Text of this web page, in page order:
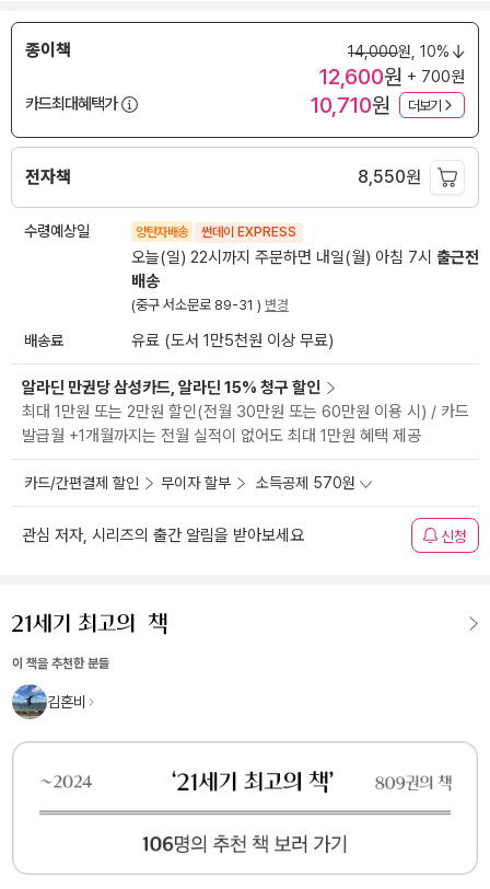
종이책 14,000원, 10%
12,600원 + 700원
카드최대혜택가
10,710원 더보기
전자책 8,550원
수령예상일 양탄자배송 썬데이 EXPRESS
오늘(일) 22시까지 주문하면 내일(월) 아침 7시 출근전
배송
(중구 서소문로 89-31 ) 변경
배송료 유료 (도서 1만5천원 이상 무료)
알라딘 만권당 삼성카드, 알라딘 15% 청구 할인
최대 1만원 또는 2만원 할인(전월 30만원 또는 60만원 이용 시) / 카드
발급월 +1개월까지는 전월 실적이 없어도 최대 1만원 혜택 제공
카드/간편결제 할인 무이자 할부 소득공제 570원
관심 저자, 시리즈의 출간 알림을 받아보세요 신청
이 책을 추천한 분들
김혼비